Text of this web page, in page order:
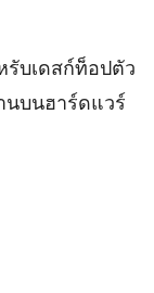
รับเดสก์ท็อปตัว
นบนฮาร์ดแวร์